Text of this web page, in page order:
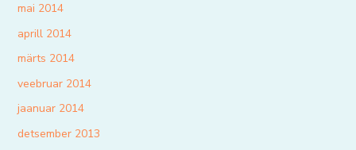
mai 2014
aprill 2014
märts 2014
veebruar 2014
jaanuar 2014
detsember 2013